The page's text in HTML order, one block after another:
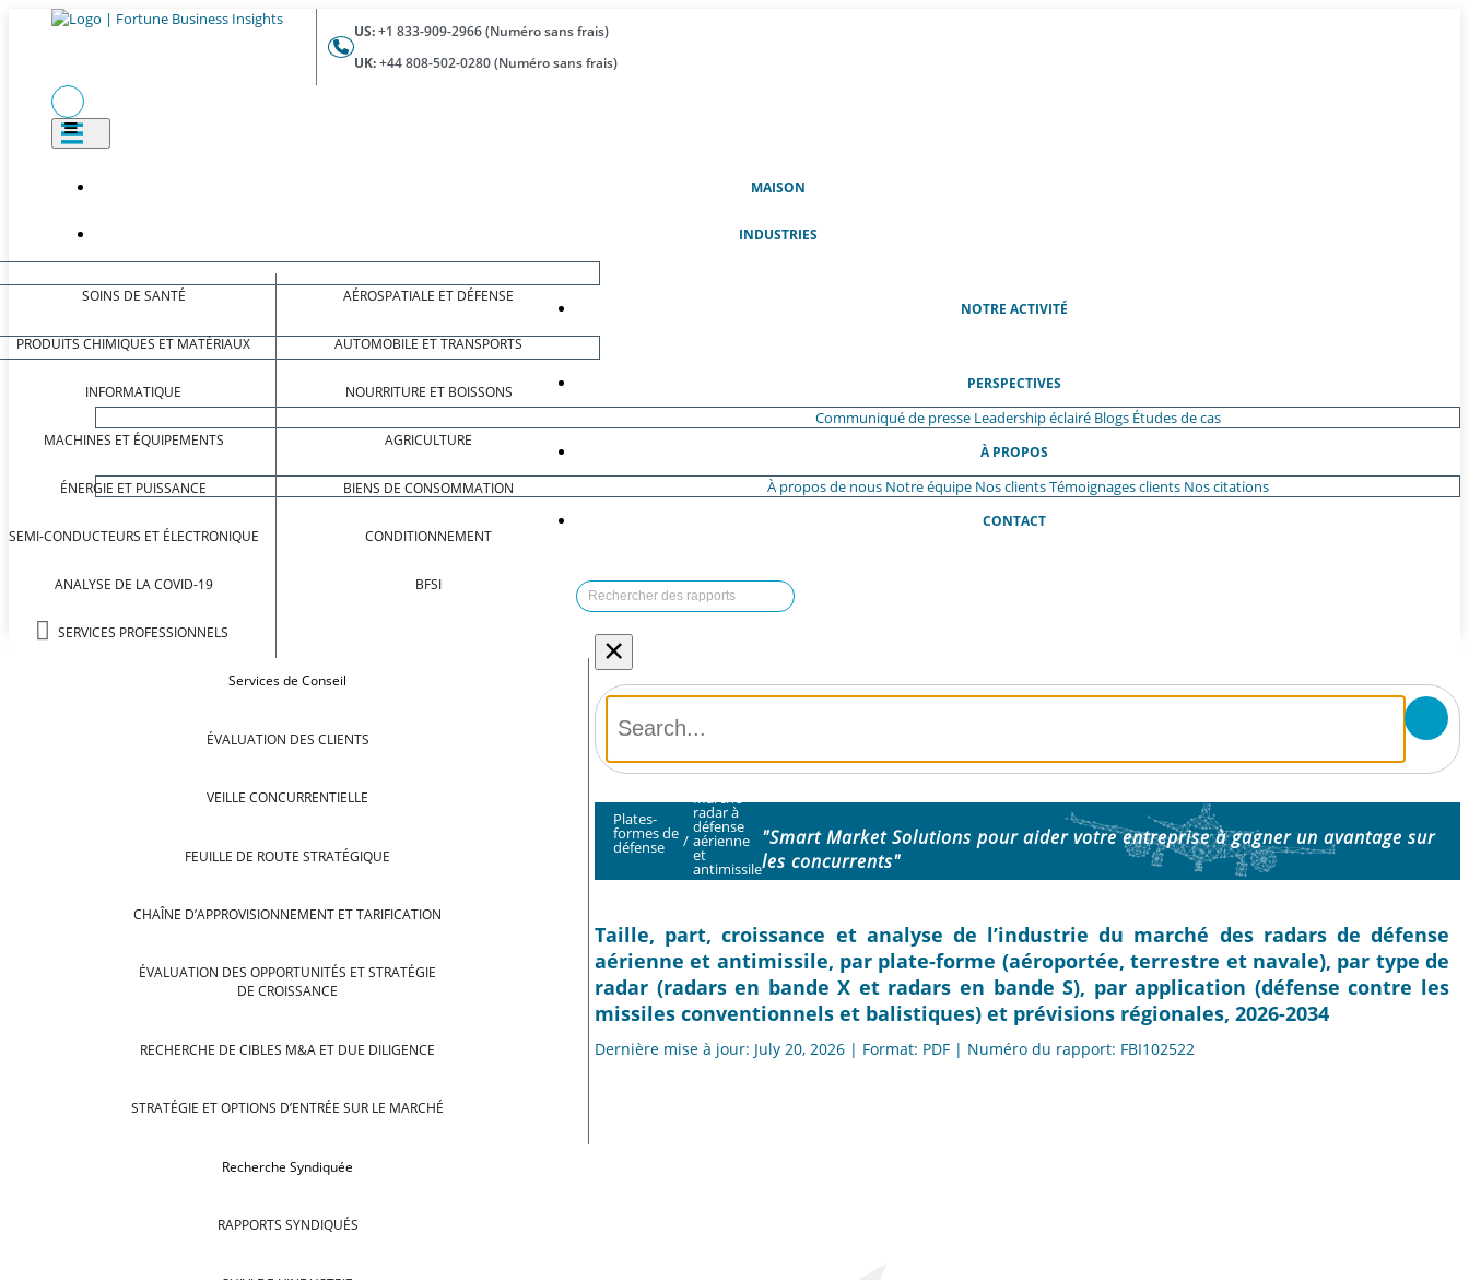
US:+1 833-909-2966 (Numéro sans frais)
UK:+44 808-502-0280 (Numéro sans frais)
MAISON(ACTUEL)
INDUSTRIES
SOINS DE SANTÉ
PRODUITS CHIMIQUES ET MATÉRIAUX
INFORMATIQUE
MACHINES ET ÉQUIPEMENTS
ÉNERGIE ET PUISSANCE
SEMI-CONDUCTEURS ET ÉLECTRONIQUE
ANALYSE DE LA COVID-19
SERVICES PROFESSIONNELS
AÉROSPATIALE ET DÉFENSE
AUTOMOBILE ET TRANSPORTS
NOURRITURE ET BOISSONS
AGRICULTURE
BIENS DE CONSOMMATION
CONDITIONNEMENT
BFSI
NOTRE ACTIVITÉ
Services de Conseil
ÉVALUATION DES CLIENTS
VEILLE CONCURRENTIELLE
FEUILLE DE ROUTE STRATÉGIQUE
CHAÎNE D’APPROVISIONNEMENT ET TARIFICATION
ÉVALUATION DES OPPORTUNITÉS ET STRATÉGIE
DE CROISSANCE
RECHERCHE DE CIBLES M&A ET DUE DILIGENCE
STRATÉGIE ET OPTIONS D’ENTRÉE SUR LE MARCHÉ
Recherche Syndiquée
RAPPORTS SYNDIQUÉS
PERSPECTIVES
Communiqué de presse Leadership éclairé Blogs Études de cas
À PROPOS
À propos de nous Notre équipe Nos clientsTémoignages clients Nos citations
CONTACT
×
Plates-
formes de
défense /
Marché
radar à
défense
aérienne
et
antimissile
"Smart Market Solutions pour aider votre entreprise à gagner un avantage sur
les concurrents"
Taille, part, croissance et analyse de l’industrie du marché des radars de défense
aérienne et antimissile, par plate-forme (aéroportée, terrestre et navale), par type de
radar (radars en bande X et radars en bande S), par application (défense contre les
missiles conventionnels et balistiques) et prévisions régionales, 2026-2034
Dernière mise à jour: July 20, 2026 | Format: PDF | Numéro du rapport: FBI102522